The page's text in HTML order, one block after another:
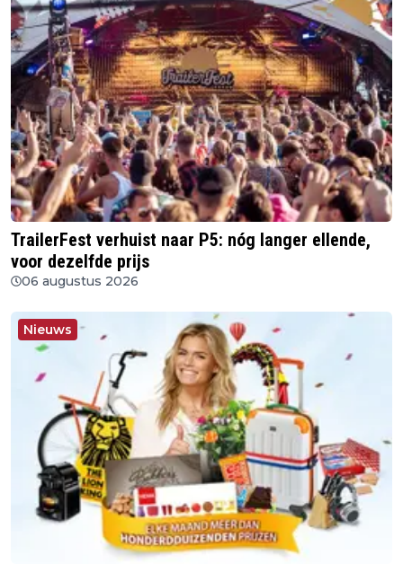
TrailerFest verhuist naar P5: nóg langer ellende,
voor dezelfde prijs
06 augustus 2026
Nieuws